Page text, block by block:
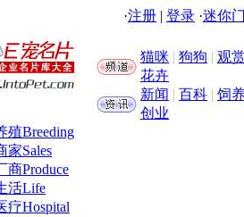
·注册 | 登录 ·迷你
猫咪 | 狗狗 | 观
花卉
新闻 | 百科 | 饲
创业
殖Breeding
家Sales
商Produce
活Life
疗Hospital